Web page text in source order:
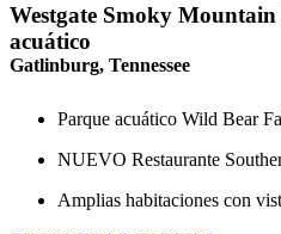
Westgate Smoky
acuático
Gatlinburg, Tennessee
Parque acuático Wild Bear
NUEVO Restaurante
Amplias habitaciones con